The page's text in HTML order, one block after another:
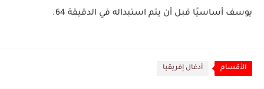
يوسف أساسيًا قبل أن يتم استبداله في الدقيقة 64.
الأقسام أدغال إفريقيا